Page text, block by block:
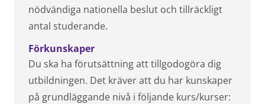
nödvändiga nationella beslut och tillräckligt
antal studerande.
Förkunskaper
Du ska ha förutsättning att tillgodogöra dig
utbildningen. Det kräver att du har kunskaper
på grundläggande nivå i följande kurs/kurser: